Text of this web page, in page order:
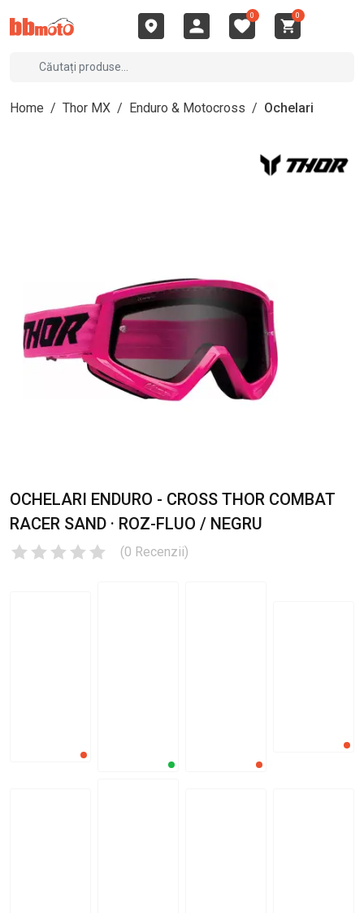
0 0
Home / Thor MX / Enduro & Motocross / Ochelari
OCHELARI ENDURO - CROSS THOR COMBAT
RACER SAND · ROZ-FLUO / NEGRU
(0 Recenzii)